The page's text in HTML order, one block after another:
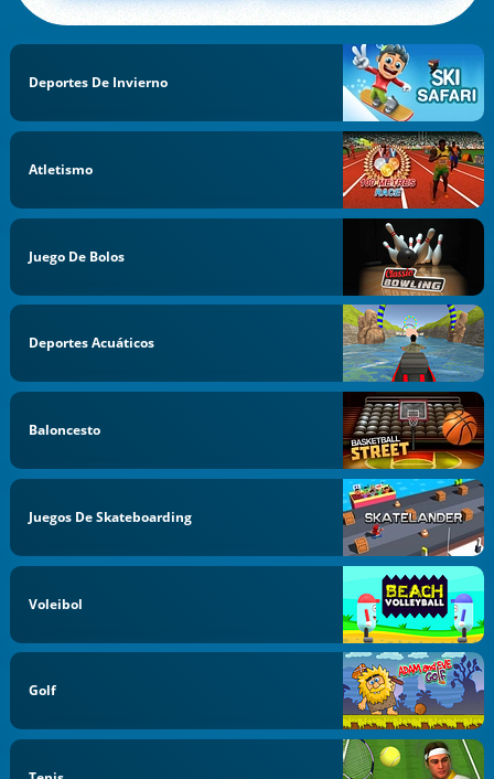
Deportes De Invierno
Atletismo
Juego De Bolos
Deportes Acuáticos
Baloncesto
Juegos De Skateboarding
Voleibol
Golf